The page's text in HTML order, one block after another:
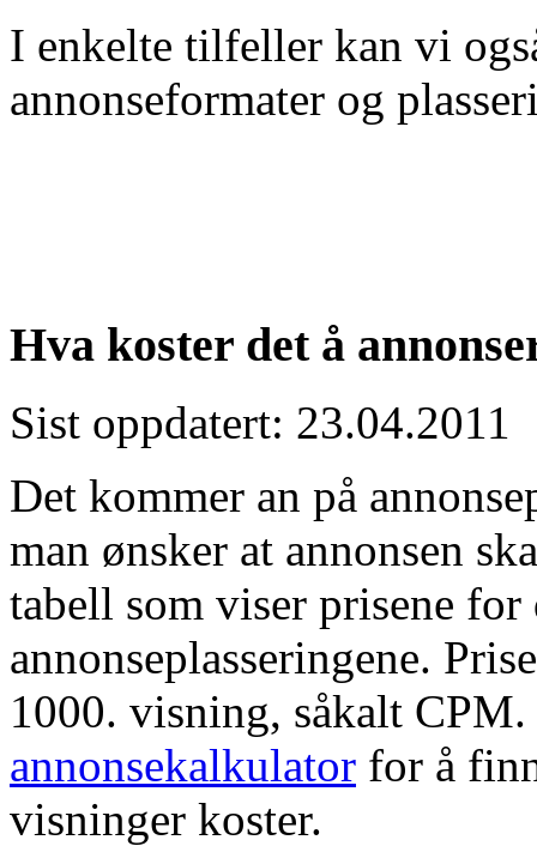
I enkelte tilfeller kan vi
annonseformater og
Hva koster det å
Sist oppdatert: 23.04.2011
Det kommer an på
man ønsker at annonsen
tabell som viser prisene
annonseplasseringene.
1000. visning, såkalt
annonsekalkulator for å
visninger koster.